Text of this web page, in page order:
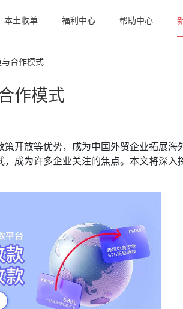
本土收单 福利中心 帮助中心
合作模式
作模式
开放等优势，成为中国外贸企业拓展海
成为许多企业关注的焦点。本文将深入